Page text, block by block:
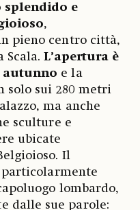
splendido e
,
pieno centro città,
Scala.L’apertura è
autunno e la
solo sui 280 metri
ma anche
sculture e
ubicate
Il
lombardo,
dalle sue parole: